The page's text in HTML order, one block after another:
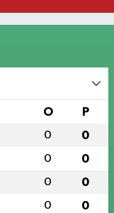
O P
0 0
0 0
0 0
0 0